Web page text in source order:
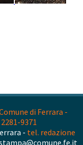
di Ferrara -
9371
- tel. redazione